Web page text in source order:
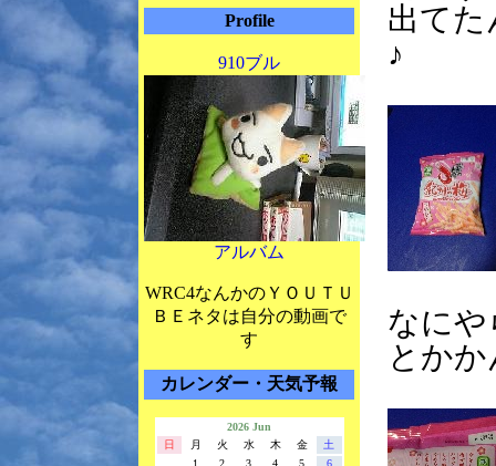
Profile
910ブル
アルバム
WRC4なんかのＹＯＵＴＵ
ＢＥネタは自分の動画で
す
カレンダー・天気予報
2026 Jun
日
月 火 水 木 金
土
1
2 3 4 5
6
出てた
♪
なにや
とか